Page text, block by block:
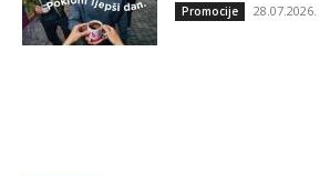
Promocije 28.07.2026.